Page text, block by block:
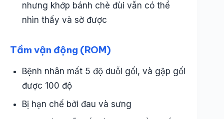
nhưng khớp bánh chè đùi vẫn có thể
nhìn thấy và sờ được
Tầm vận động (ROM)
Bệnh nhân mất 5 độ duỗi gối, và gập gối
được 100 độ
Bị hạn chế bởi đau và sưng